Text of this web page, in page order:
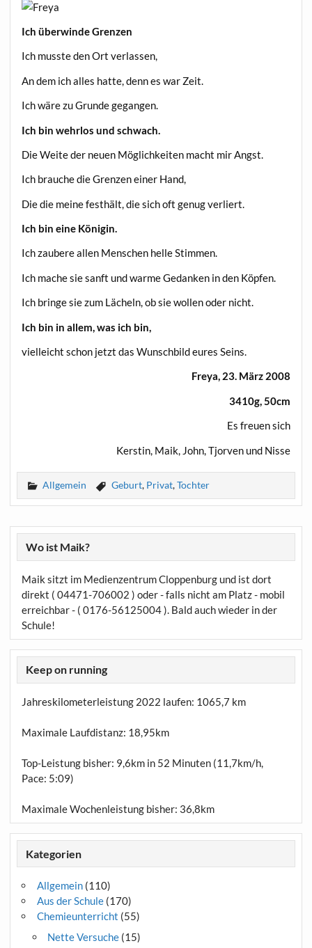
Ich über­win­de Grenzen
Ich muss­te den Ort verlassen,
An dem ich alles hat­te, denn es war Zeit.
Ich wäre zu Grun­de gegangen.
Ich bin wehr­los und schwach.
Die Wei­te der neu­en Mög­lich­kei­ten macht mir Angst.
Ich brau­che die Gren­zen einer Hand,
Die die mei­ne fest­hält, die sich oft genug verliert.
Ich bin eine Königin.
Ich zau­be­re allen Men­schen hel­le Stimmen.
Ich mache sie sanft und war­me Gedan­ken in den Köpfen.
Ich brin­ge sie zum Lächeln, ob sie wol­len oder nicht.
Ich bin in allem, was ich bin,
viel­leicht schon jetzt das Wunsch­bild eures Seins.
Freya, 23. März 2008
3410g, 50cm
Es freu­en sich
Kers­tin, Maik, John, Tjor­ven und Nisse
Allgemein Geburt, Privat,Tochter
Wo ist Maik?
Maik sitzt im Medienzentrum Cloppenburg und ist dort
direkt ( 04471-706002 ) oder - falls nicht am Platz - mobil
erreichbar - ( 0176-56125004 ). Bald auch wieder in der
Schule!
Keep on running
Jahreskilometerleistung 2022 laufen: 1065,7 km
Maximale Laufdistanz: 18,95km
Top-Leistung bisher: 9,6km in 52 Minuten (11,7km/h,
Pace: 5:09)
Maximale Wochenleistung bisher: 36,8km
Kategorien
Allgemein(110)
Aus der Schule(170)
Chemieunterricht (55)
Nette Versuche(15)